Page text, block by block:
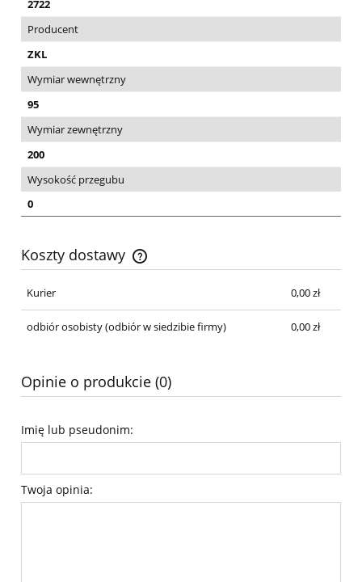
2722
Producent
ZKL
Wymiar wewnętrzny
95
Wymiar zewnętrzny
200
Wysokość przegubu
0
Koszty dostawy
Cena nie zawiera ewentualnych kosztów płatności
Kurier
0,00 zł
odbiór osobisty(odbiór w siedzibie firmy) 0,00 zł
Opinie o produkcie (0)
Imię lub pseudonim:
Twoja opinia: